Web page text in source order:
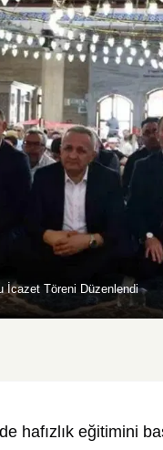
İcazet Töreni Düzenlendi
hafızlık eğitimini